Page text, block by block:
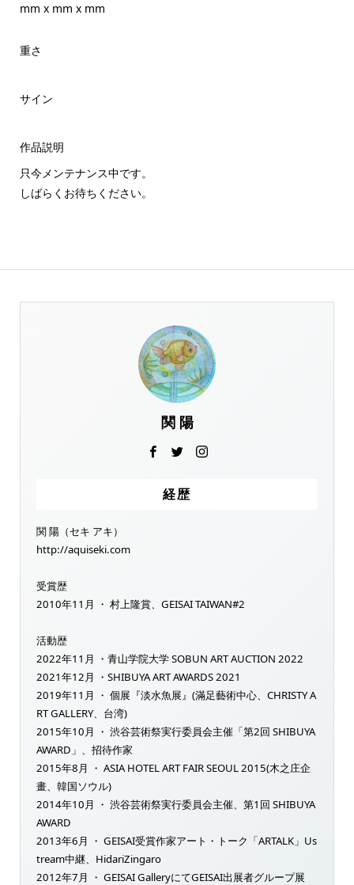
mm x mm x mm
重さ
サイン
作品説明
只今メンテナンス中です。
しばらくお待ちください。
関 陽
経歴
関 陽（セキ アキ）
http://aquiseki.com
受賞歴
2010年11月 ・ 村上隆賞、GEISAI TAIWAN#2
活動歴
2022年11月 ・青山学院大学 SOBUN ART AUCTION 2022
2021年12月 ・SHIBUYA ART AWARDS 2021
2019年11月 ・ 個展『淡水魚展』(滿足藝術中心、CHRISTY A
RT GALLERY、台湾)
2015年10月 ・ 渋谷芸術祭実行委員会主催「第2回 SHIBUYA
AWARD」、招待作家
2015年8月 ・ ASIA HOTEL ART FAIR SEOUL 2015(木之庄企
畫、韓国ソウル)
2014年10月 ・ 渋谷芸術祭実行委員会主催、第1回 SHIBUYA
AWARD
2013年6月 ・ GEISAI受賞作家アート・トーク「ARTALK」Us
tream中継、HidariZingaro
2012年7月 ・ GEISAI GalleryにてGEISAI出展者グループ展